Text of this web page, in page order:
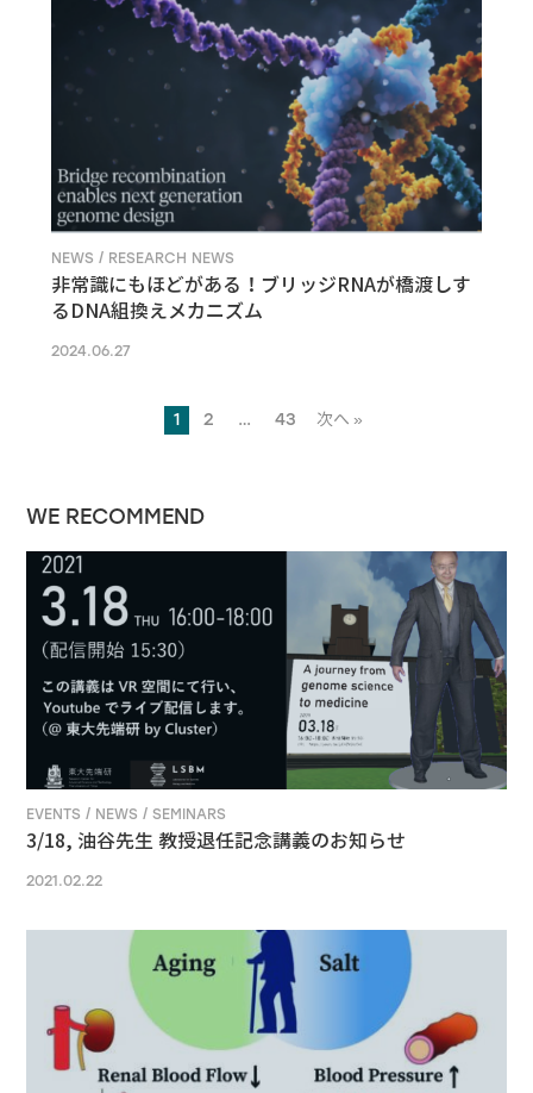
NEWS / RESEARCH NEWS
非常識にもほどがある！ブリッジRNAが橋渡しす
るDNA組換えメカニズム
2024.06.27
1 2 … 43 次へ »
WE RECOMMEND
EVENTS / NEWS / SEMINARS
3/18, 油谷先生 教授退任記念講義のお知らせ
2021.02.22